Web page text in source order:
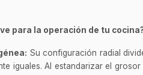
para la operación de tu
Su configuración radial
iguales. Al estandarizar el grosor